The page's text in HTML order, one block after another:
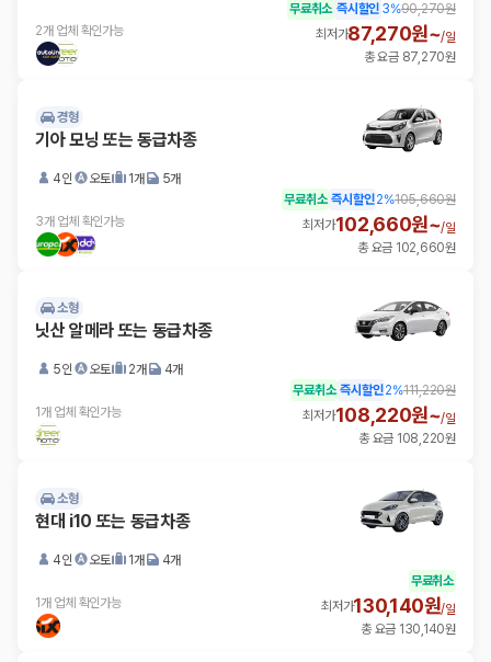
2개 업체 확인가능
무료취소 즉시할인 3%90,270원
최저가87,270원~/일
총 요금 87,270원
경형
기아 모닝 또는 동급차종
4인 오토 1개 5개
3개 업체 확인가능
무료취소 즉시할인2%105,660원
최저가102,660원~/일
총 요금 102,660원
소형
닛산 알메라 또는 동급차종
5인 오토 2개 4개
1개 업체 확인가능
무료취소 즉시할인2%111,220원
최저가108,220원~/일
총 요금 108,220원
소형
현대 i10 또는 동급차종
4인 오토 1개 4개
1개 업체 확인가능
무료취소
최저가130,140원/일
총 요금 130,140원